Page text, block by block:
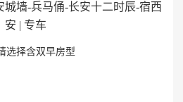
城墙-兵马俑-长安十二时辰-宿西
安 | 专车
选择含双早房型